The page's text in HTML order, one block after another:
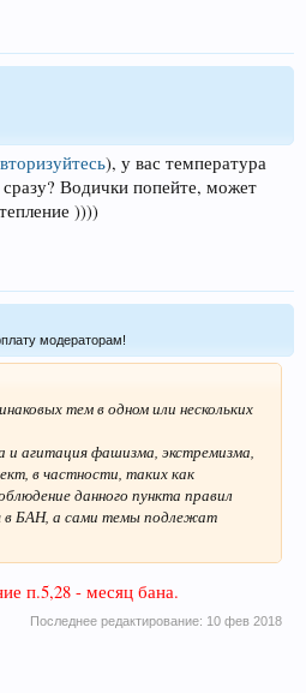
), у вас температура
Водички попейте, может
))))
модераторам!
тем в одном или нескольких
и агитация фашизма, экстремизма,
в частности, таких как
данного пункта правил
в БАН, а сами темы подлежат
п.5,28 - месяц бана.
Последнее редактирование: 10 фев 2018